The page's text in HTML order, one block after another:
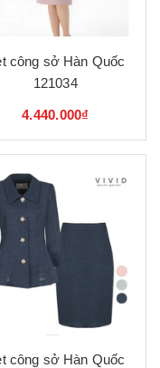
công sở Hàn Quốc
121034
4.440.000₫
công sở Hàn Quốc